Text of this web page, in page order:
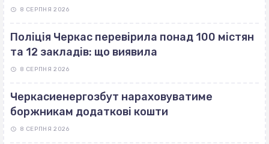
8 СЕРПНЯ 2026
Поліція Черкас перевірила понад 100 містян
та 12 закладів: що виявила
8 СЕРПНЯ 2026
Черкасиенергозбут нараховуватиме
боржникам додаткові кошти
8 СЕРПНЯ 2026